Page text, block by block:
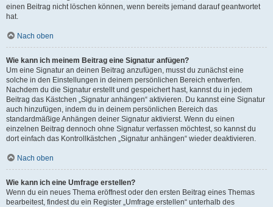
einen Beitrag nicht löschen können, wenn bereits jemand darauf geantwortet
hat.
Nach oben
Wie kann ich meinem Beitrag eine Signatur anfügen?
Um eine Signatur an deinen Beitrag anzufügen, musst du zunächst eine
solche in den Einstellungen in deinem persönlichen Bereich entwerfen.
Nachdem du die Signatur erstellt und gespeichert hast, kannst du in jedem
Beitrag das Kästchen „Signatur anhängen“ aktivieren. Du kannst eine Signatur
auch hinzufügen, indem du in deinem persönlichen Bereich das
standardmäßige Anhängen deiner Signatur aktivierst. Wenn du einen
einzelnen Beitrag dennoch ohne Signatur verfassen möchtest, so kannst du
dort einfach das Kontrollkästchen „Signatur anhängen“ wieder deaktivieren.
Nach oben
Wie kann ich eine Umfrage erstellen?
Wenn du ein neues Thema eröffnest oder den ersten Beitrag eines Themas
bearbeitest, findest du ein Register „Umfrage erstellen“ unterhalb des